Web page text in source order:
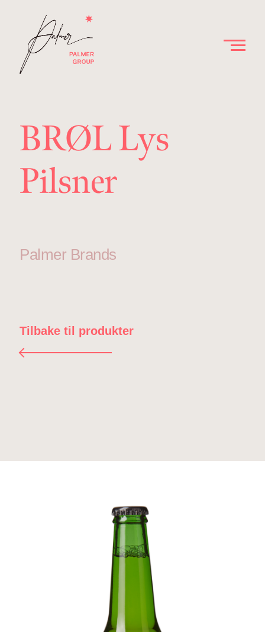
BRØL Lys
Pilsner
Palmer Brands
Tilbake til produkter